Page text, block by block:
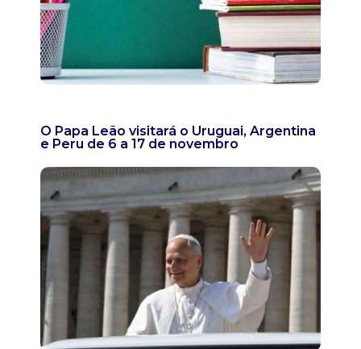
O Papa Leão visitará o Uruguai, Argentina
e Peru de 6 a 17 de novembro